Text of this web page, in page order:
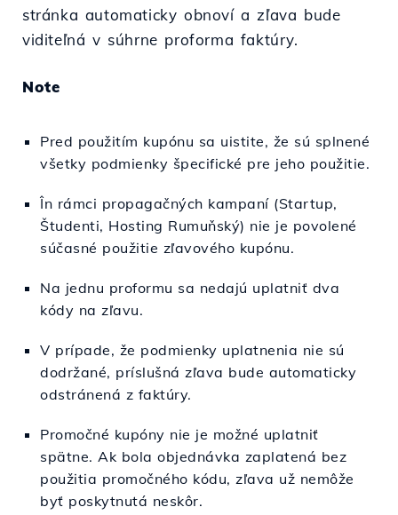
stránka automaticky obnoví a zľava bude
viditeľná v súhrne proforma faktúry.
Note
Pred použitím kupónu sa uistite, že sú splnené
všetky podmienky špecifické pre jeho použitie.
În rámci propagačných kampaní (Startup,
Študenti, Hosting Rumuňský) nie je povolené
súčasné použitie zľavového kupónu.
Na jednu proformu sa nedajú uplatniť dva
kódy na zľavu.
V prípade, že podmienky uplatnenia nie sú
dodržané, príslušná zľava bude automaticky
odstránená z faktúry.
Promočné kupóny nie je možné uplatniť
spätne. Ak bola objednávka zaplatená bez
použitia promočného kódu, zľava už nemôže
byť poskytnutá neskôr.